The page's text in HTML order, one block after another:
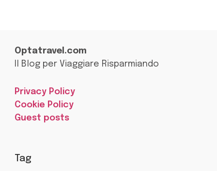
Optatravel.com
Il Blog per Viaggiare Risparmiando
Privacy Policy
Cookie Policy
Guest posts
Tag